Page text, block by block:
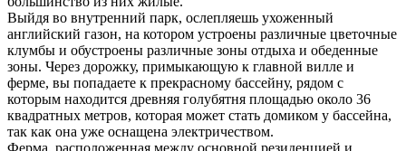
Выйдя во внутренний парк, ослепляешь ухоженный
английский газон, на котором устроены различные цветочные
клумбы и обустроены различные зоны отдыха и обеденные
зоны. Через дорожку, примыкающую к главной вилле и
ферме, вы попадаете к прекрасному бассейну, рядом с
которым находится древняя голубятня площадью около 36
квадратных метров, которая может стать домиком у бассейна,
так как она уже оснащена электричеством.
Ферма, расположенная между основной резиденцией и